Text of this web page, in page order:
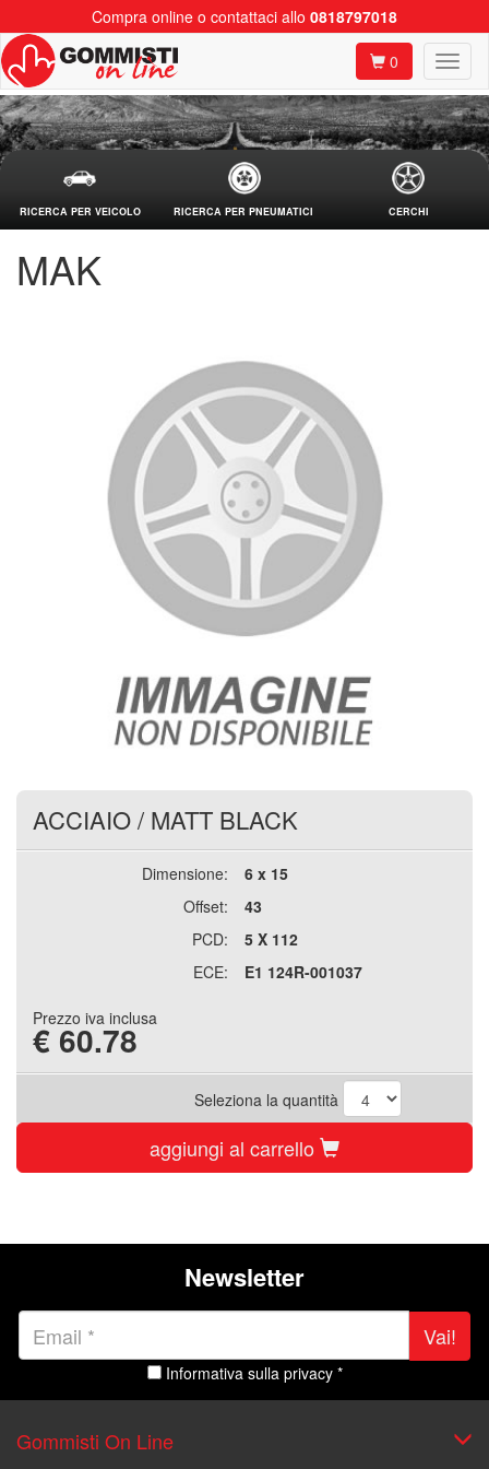
Compra online o contattaci allo 0818797018
0
RICERCA PER VEICOLO RICERCA PER PNEUMATICI CERCHI
MAK
ACCIAIO/ MATT BLACK
Dimensione:
6 x 15
Offset:
43
PCD:
5 X 112
ECE:
E1 124R-001037
Prezzo iva inclusa
€ 60.78
Seleziona la quantità
aggiungi al carrello
Newsletter
Vai!
Informativa sulla privacy *
Gommisti On Line